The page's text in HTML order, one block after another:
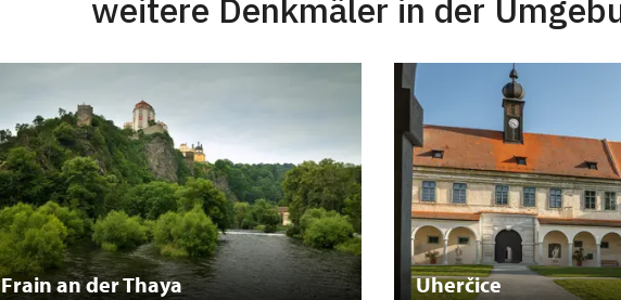
weitere Denkmäler in der
Frain an der Thaya Uherčice